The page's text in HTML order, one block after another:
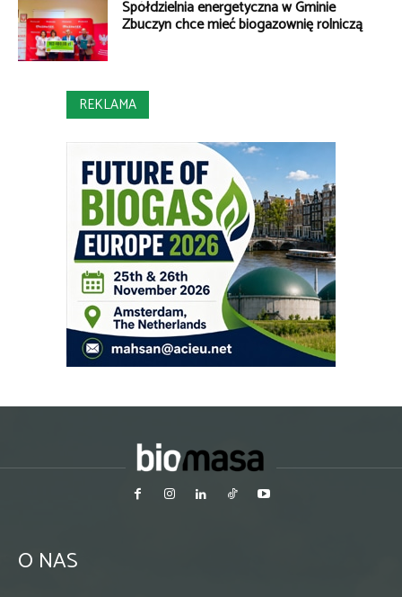
Spółdzielnia energetyczna w Gminie
Zbuczyn chce mieć biogazownię rolniczą
REKLAMA
O NAS